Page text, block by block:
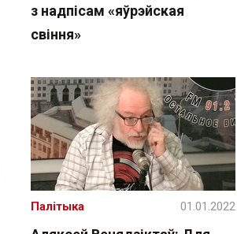
з надпісам «яўрэйская
свіння»
Палітыка 01.01.2022